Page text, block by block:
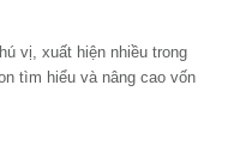
vị, xuất hiện nhiều trong
tìm hiểu và nâng cao vốn